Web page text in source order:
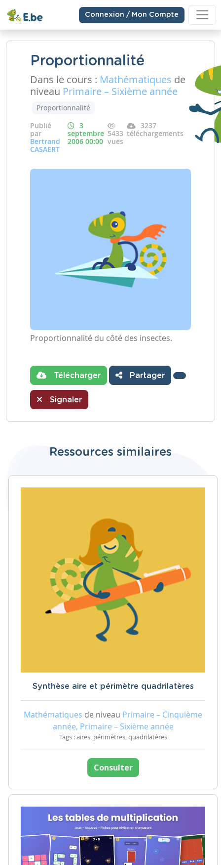
Connexion / Mon Compte
Proportionnalité
Dans le cours : Mathématiques de
niveau Primaire – Sixième année
Proportionnalité
Publié
par
Bertrand
CASAERT
3
septembre
2006 00:00
5433
vues
3237
téléchargements
Proportionnalité du côté des insectes.
Télécharger Partager
Signaler
Ressources similaires
Synthèse aire et périmètre quadrilatères
Mathématiques de niveau Primaire – Cinquième
année, Primaire – Sixième année
Tags : aires, périmètres, quadrilatères
Consulter